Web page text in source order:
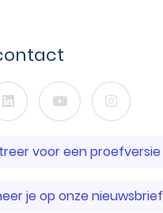
voor een proefversie
je op onze nieuwsbrief